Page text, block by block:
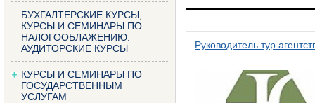
БУХГАЛТЕРСКИЕ КУРСЫ,
КУРСЫ И СЕМИНАРЫ ПО
НАЛОГООБЛАЖЕНИЮ.
АУДИТОРСКИЕ КУРСЫ
КУРСЫ И СЕМИНАРЫ ПО
ГОСУДАРСТВЕННЫМ
УСЛУГАМ
Руководитель тур